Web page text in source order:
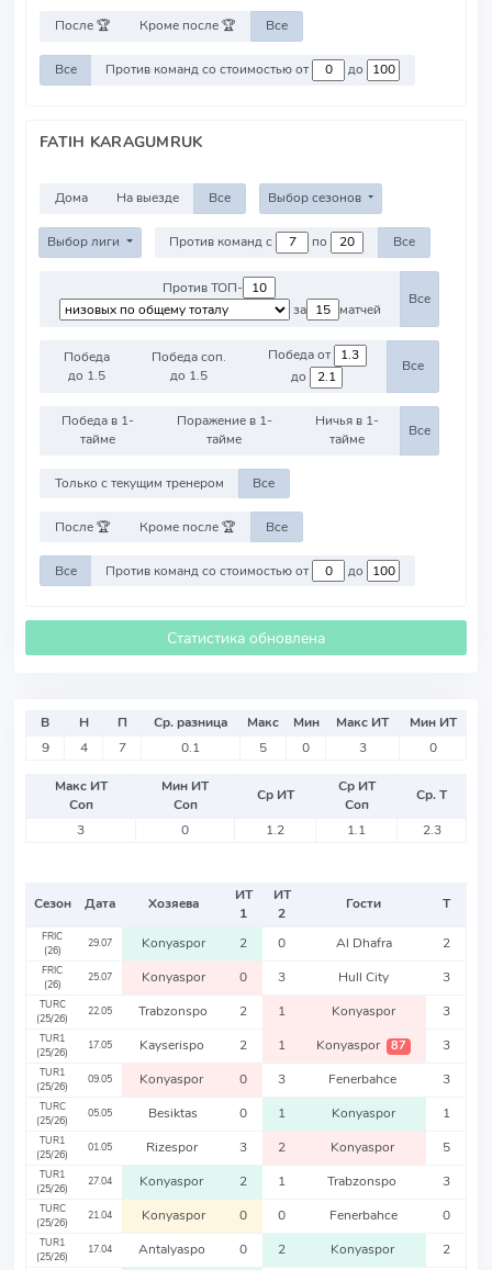
После 🏆 Кроме после 🏆 Все
Все Против команд со стоимостью от до
FATIH KARAGUMRUK
Дома На выезде Все Выбор сезонов
Выбор лиги Против команд с по Все
Против ТОП-
за
матчей
Все
Победа
до 1.5
Победа соп.
до 1.5
Победа от
до
Все
Победа в 1-
тайме
Поражение в 1-
тайме
Ничья в 1-
тайме
Все
Только с текущим тренером Все
После 🏆 Кроме после 🏆 Все
Все Против команд со стоимостью от до
Статистика обновлена
В Н П Ср. разница Макс Мин Макс ИТ
Мин ИТ
9
4 7 0.1 5 0 3 0
Макс ИТ
Соп
Мин ИТ
Соп
Ср ИТ
Ср ИТ
Соп
Ср. Т
3
0 1.2 1.1 2.3
Сезон Дата Хозяева
ИТ
1
ИТ
2
Гости Т
FRIC
(26)
29.07 Konyaspor 2 0 Al Dhafra 2
FRIC
(26)
25.07 Konyaspor 0 3 Hull City 3
TURC
(25/26)
22.05 Trabzonspo 2 1 Konyaspor 3
TUR1
(25/26)
17.05 Kayserispo 2 1 Konyaspor 87 3
TUR1
(25/26)
09.05 Konyaspor 0 3 Fenerbahce 3
TURC
(25/26)
05.05 Besiktas 0 1 Konyaspor 1
TUR1
(25/26)
01.05 Rizespor 3 2 Konyaspor 5
TUR1
(25/26)
27.04 Konyaspor 2 1 Trabzonspo 3
TURC
(25/26)
21.04 Konyaspor 0 0 Fenerbahce 0
TUR1
(25/26)
17.04 Antalyaspo 0 2 Konyaspor 2